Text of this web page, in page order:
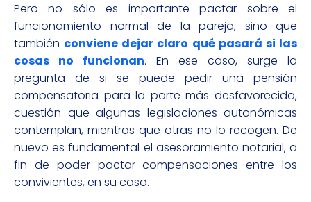
Pero no sólo es importante pactar sobre el
funcionamiento normal de la pareja, sino que
también conviene dejar claro qué pasará si las
cosas no funcionan. En ese caso, surge la
pregunta de si se puede pedir una pensión
compensatoria para la parte más desfavorecida,
cuestión que algunas legislaciones autonómicas
contemplan, mientras que otras no lo recogen. De
nuevo es fundamental el asesoramiento notarial, a
fin de poder pactar compensaciones entre los
convivientes, en su caso.